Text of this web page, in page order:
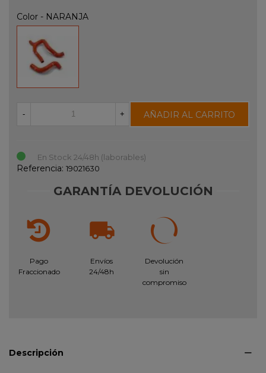
Color - NARANJA
- + AÑADIR AL CARRITO
En Stock 24/48h (laborables)
Referencia: 19021630
GARANTÍA DEVOLUCIÓN
Pago
Fraccionado
Envíos
24/48h
Devolución
sin
compromiso
Descripción